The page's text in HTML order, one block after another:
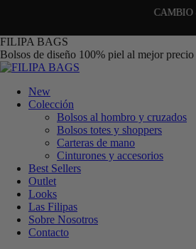
CAMBIO & DEVOLUCIÓN
Saltar
al
contenido
FILIPA BAGS
Bolsos de diseño 100% piel al mejor precio
New
Colección
Bolsos al hombro y cruzados
Bolsos totes y shoppers
Carteras de mano
Cinturones y accesorios
Best Sellers
Outlet
Looks
Las Filipas
Sobre Nosotros
Contacto